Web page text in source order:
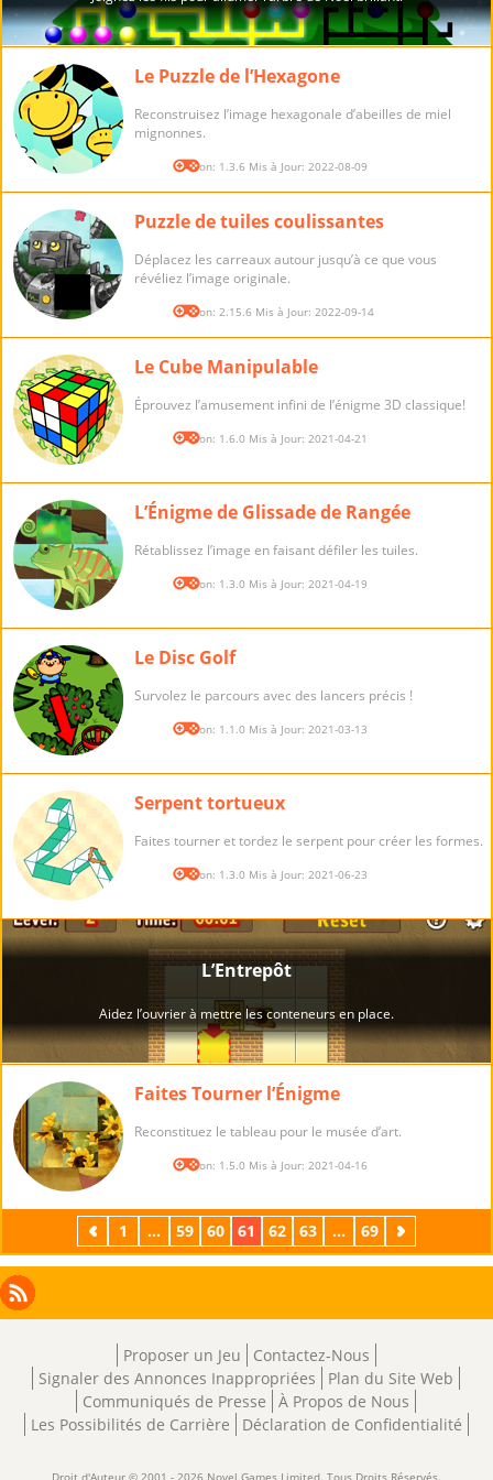
Le Puzzle de l’Hexagone
Reconstruisez l’image hexagonale d’abeilles de miel
mignonnes.
Version: 1.3.6 Mis à Jour: 2022-08-09
Puzzle de tuiles coulissantes
Déplacez les carreaux autour jusqu’à ce que vous
révéliez l’image originale.
Version: 2.15.6 Mis à Jour: 2022-09-14
Le Cube Manipulable
Éprouvez l’amusement infini de l’énigme 3D classique!
Version: 1.6.0 Mis à Jour: 2021-04-21
L’Énigme de Glissade de Rangée
Rétablissez l’image en faisant défiler les tuiles.
Version: 1.3.0 Mis à Jour: 2021-04-19
Le Disc Golf
Survolez le parcours avec des lancers précis !
Version: 1.1.0 Mis à Jour: 2021-03-13
Serpent tortueux
Faites tourner et tordez le serpent pour créer les formes.
Version: 1.3.0 Mis à Jour: 2021-06-23
Faites Tourner l’Énigme
Reconstituez le tableau pour le musée d’art.
Version: 1.5.0 Mis à Jour: 2021-04-16
Précédent
1 ... 59 60 61 62 63 ... 69 Suivant
Facebook
Instagram
X
LinkedIn
RSS
Proposer un Jeu
Contactez-Nous
Signaler des Annonces Inappropriées
Plan du Site Web
Communiqués de Presse
À Propos de Nous
Les Possibilités de Carrière
Déclaration de Confidentialité
Droit d'Auteur © 2001 - 2026 Novel Games Limited. Tous Droits Réservés.